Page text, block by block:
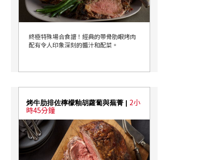
終極特殊場合食譜！經典的帶骨肋眼烤肉
配有令人印象深刻的醬汁和配菜。
烤牛肋排佐檸檬釉胡蘿蔔與蕪菁 | 2小
時45分鐘